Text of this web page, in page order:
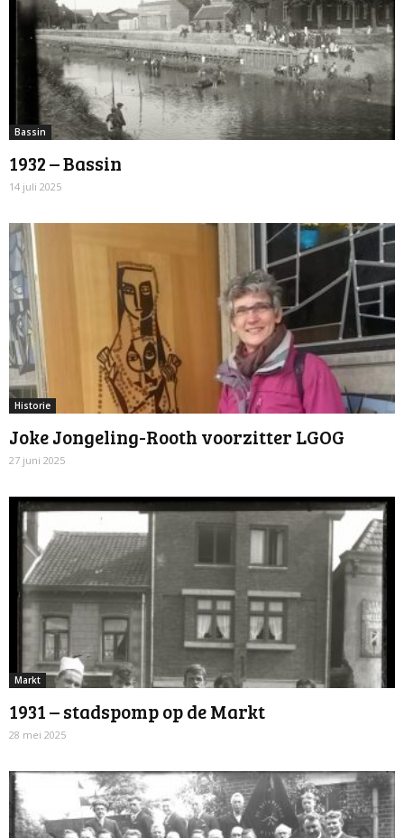
Bassin
1932 – Bassin
14 juli 2025
Historie
Joke Jongeling-Rooth voorzitter LGOG
27 juni 2025
Markt
1931 – stadspomp op de Markt
28 mei 2025